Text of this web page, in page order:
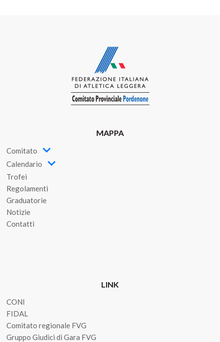
MAPPA
Comitato
Calendario
Trofei
Regolamenti
Graduatorie
Notizie
Contatti
LINK
CONI
FIDAL
Comitato regionale FVG
Gruppo Giudici di Gara FVG